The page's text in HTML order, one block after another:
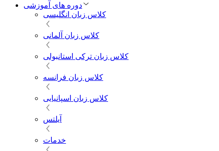
دوره های آموزشی
کلاس زبان انگلیسی
کلاس زبان آلمانی
کلاس زبان ترکی استانبولی
کلاس زبان فرانسه
کلاس زبان اسپانیایی
آیلتس
خدمات